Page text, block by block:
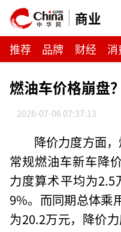
商业
推荐 品牌 财经 消
燃油车价格崩盘？
2026-07-06 07:37:13
降价力度方面
常规燃油车新车降
力度算术平均为2.5
9%。而同期总体乘
为20.2万元，降价